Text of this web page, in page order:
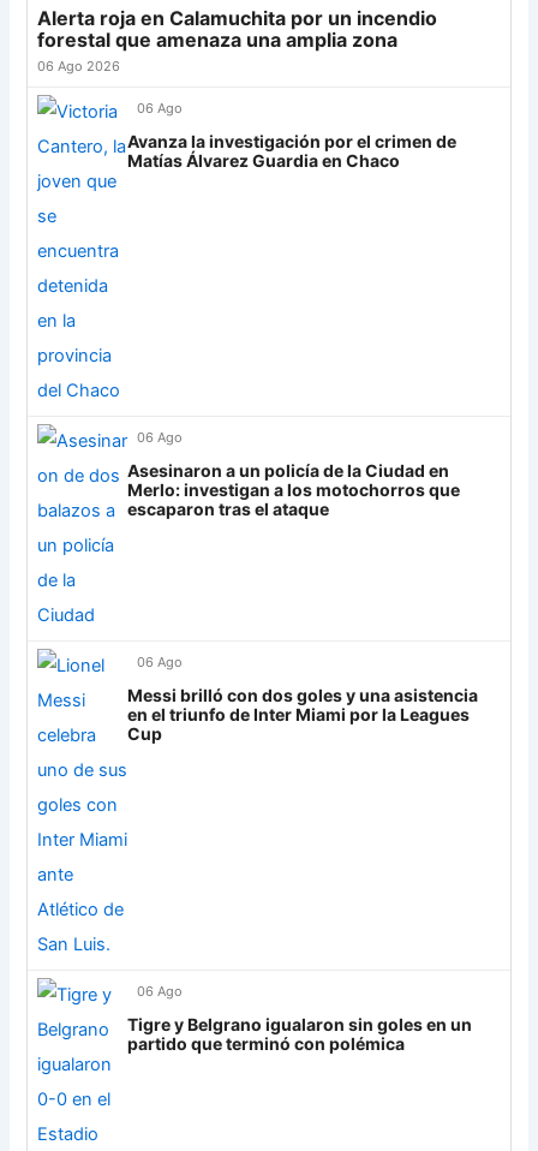
Palmeiras
Sporting Cristal
Junior
Mirassol
Lanús
Grupo H
IDV
Rosario Central
UCV FC
Libertad
21 Banfield 18 -2
Tigre
24 Atl. Tucumán
25 Newell's 18 -12 18
26 Platense
27
Alerta roja en Calamuchita por un incendio
forestal que amenaza una amplia zona
06 Ago 2026
06 Ago
Avanza la investigación por el crimen de
Matías Álvarez Guardia en Chaco
06 Ago
Asesinaron a un policía de la Ciudad en
Merlo: investigan a los motochorros que
escaparon tras el ataque
06 Ago
Messi brilló con dos goles y una asistencia
en el triunfo de Inter Miami por la Leagues
Cup
06 Ago
Tigre y Belgrano igualaron sin goles en un
partido que terminó con polémica